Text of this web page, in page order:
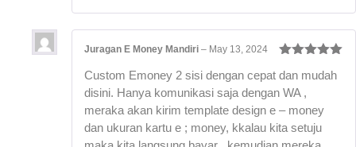
of 5
Juragan E Money Mandiri – May 13, 2024
Custom Emoney 2 sisi dengan cepat dan mudah
disini. Hanya komunikasi saja dengan WA ,
meraka akan kirim template design e – money
dan ukuran kartu e ; money, kkalau kita setuju